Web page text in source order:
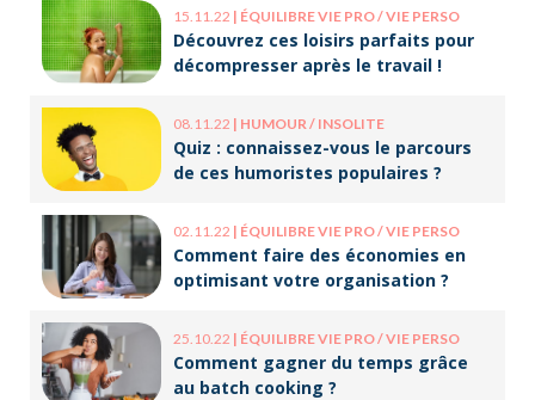
15.11.22 | ÉQUILIBRE VIE PRO / VIE PERSO
Découvrez ces loisirs parfaits pour
décompresser après le travail !
08.11.22 | HUMOUR / INSOLITE
Quiz : connaissez-vous le parcours
de ces humoristes populaires ?
02.11.22 | ÉQUILIBRE VIE PRO / VIE PERSO
Comment faire des économies en
optimisant votre organisation ?
25.10.22 | ÉQUILIBRE VIE PRO / VIE PERSO
Comment gagner du temps grâce
au batch cooking ?